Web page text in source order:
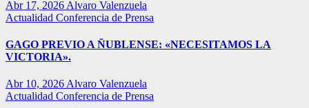
Abr 17, 2026 Alvaro Valenzuela
Actualidad Conferencia de Prensa
GAGO PREVIO A ÑUBLENSE: «NECESITAMOS LA
VICTORIA».
Abr 10, 2026 Alvaro Valenzuela
Actualidad Conferencia de Prensa